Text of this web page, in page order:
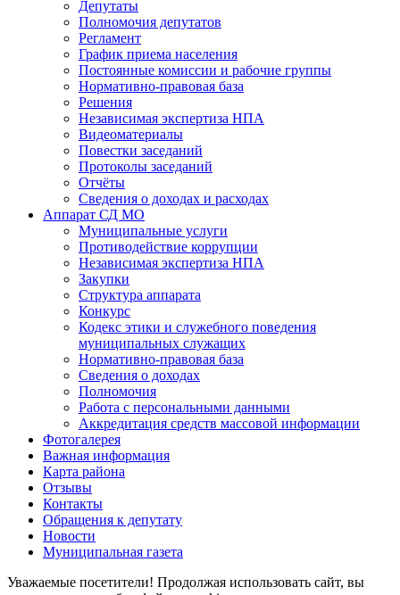
Депутаты
Полномочия депутатов
Регламент
График приема населения
Постоянные комиссии и рабочие группы
Нормативно-правовая база
Решения
Независимая экспертиза НПА
Видеоматериалы
Повестки заседаний
Протоколы заседаний
Отчёты
Сведения о доходах и расходах
Аппарат СД МО
Муниципальные услуги
Противодействие коррупции
Независимая экспертиза НПА
Закупки
Структура аппарата
Конкурс
Кодекс этики и служебного поведения
муниципальных служащих
Нормативно-правовая база
Сведения о доходах
Полномочия
Работа с персональными данными
Аккредитация средств массовой информации
Фотогалерея
Важная информация
Карта района
Отзывы
Контакты
Обращения к депутату
Новости
Муниципальная газета
Уважаемые посетители! Продолжая использовать сайт, вы